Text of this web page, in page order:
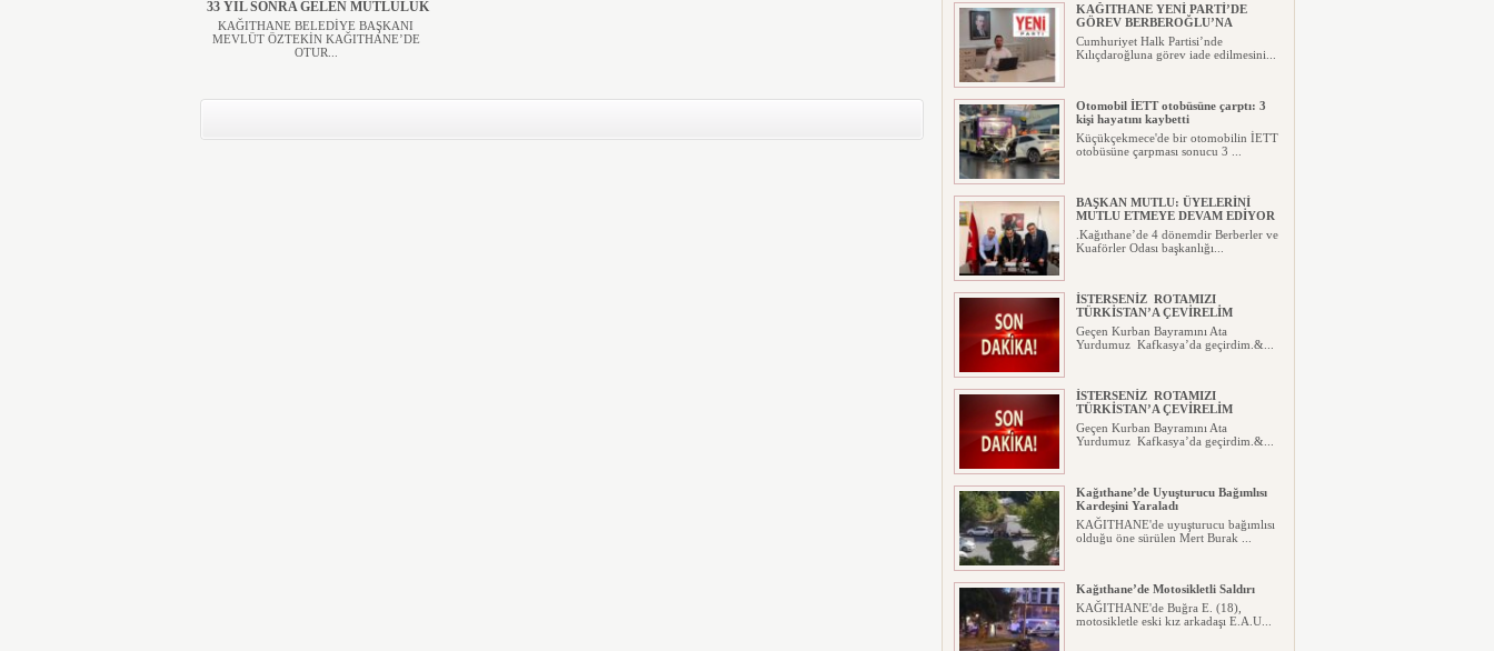
33 YIL SONRA GELEN MUTLULUK
KAĞITHANE BELEDİYE BAŞKANI
MEVLÜT ÖZTEKİN KAĞITHANE’DE
OTUR...
KAĞITHANE YENİ PARTİ’DE
GÖREV BERBEROĞLU’NA
Cumhuriyet Halk Partisi’nde
Kılıçdaroğluna görev iade edilmesini...
Otomobil İETT otobüsüne çarptı: 3
kişi hayatını kaybetti
Küçükçekmece'de bir otomobilin İETT
otobüsüne çarpması sonucu 3 ...
BAŞKAN MUTLU: ÜYELERİNİ
MUTLU ETMEYE DEVAM EDİYOR
.Kağıthane’de 4 dönemdir Berberler ve
Kuaförler Odası başkanlığı...
İSTERSENİZ ROTAMIZI
TÜRKİSTAN’A ÇEVİRELİM
Geçen Kurban Bayramını Ata
Yurdumuz Kafkasya’da geçirdim.&...
İSTERSENİZ ROTAMIZI
TÜRKİSTAN’A ÇEVİRELİM
Geçen Kurban Bayramını Ata
Yurdumuz Kafkasya’da geçirdim.&...
Kağıthane’de Uyuşturucu Bağımlısı
Kardeşini Yaraladı
KAĞITHANE'de uyuşturucu bağımlısı
olduğu öne sürülen Mert Burak ...
Kağıthane’de Motosikletli Saldırı
KAĞITHANE'de Buğra E. (18),
motosikletle eski kız arkadaşı E.A.U...